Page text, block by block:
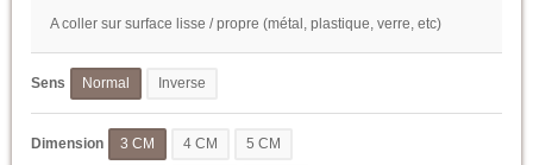
A coller sur surface lisse / propre (métal, plastique, verre, etc)
Sens Normal Inverse
Dimension 3 CM 4 CM 5 CM